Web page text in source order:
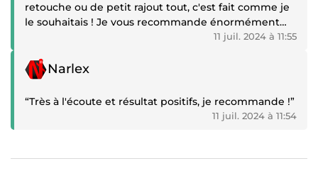
retouche ou de petit rajout tout, c'est fait comme je
le souhaitais ! Je vous recommande énormément
ART3M pour ces qualités de graphiste ! Je reviendrai
11 juil. 2024 à 11:55
Témoignage positif
Narlex
“Très à l'écoute et résultat positifs, je recommande !”
11 juil. 2024 à 11:54